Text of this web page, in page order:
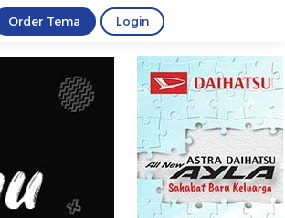
Order Tema Login